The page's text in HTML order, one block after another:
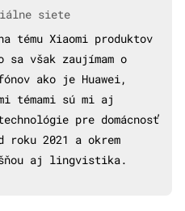
siete
tému Xiaomi produktov
sa však zaujímam o
ako je Huawei,
témami sú mi aj
pre domácnosť
roku 2021 a okrem
aj lingvistika.